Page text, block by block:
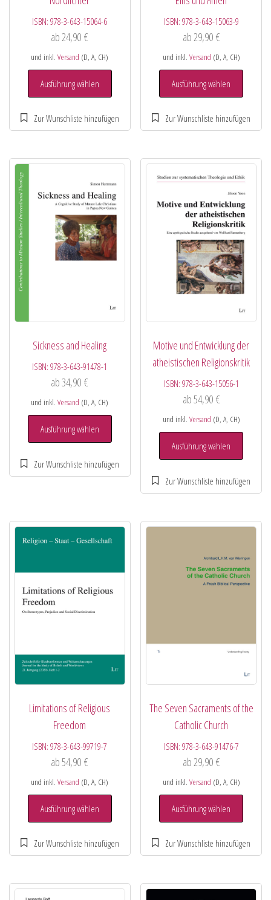
ISBN:978-3-643-15064-6
ab 24,90€
und inkl.Versand (D, A, CH)
Ausführung wählen
ISBN: 978-3-643-15063-9
ab 29,90 €
und inkl. Versand (D, A, CH)
Ausführung wählen
Sickness and Healing
ISBN:978-3-643-91478-1
ab34,90€
und inkl.Versand (D, A, CH)
Ausführung wählen
Motive und Entwicklung der
atheistischen Religionskritik
ISBN: 978-3-643-15056-1
ab54,90 €
und inkl. Versand (D, A, CH)
Ausführung wählen
Limitations of Religious
Freedom
ISBN:978-3-643-99719-7
ab 54,90€
und inkl.Versand (D, A, CH)
Ausführung wählen
The Seven Sacraments of the
Catholic Church
ISBN: 978-3-643-91476-7
ab 29,90 €
und inkl. Versand (D, A, CH)
Ausführung wählen